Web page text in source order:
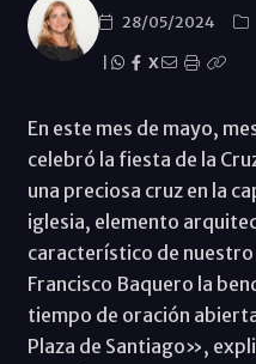
28/05/2024
X
En este mes de mayo,
celebró la fiesta de la
una preciosa cruz en la
iglesia, elemento
característico de
Francisco Baquero la
tiempo de oración
Plaza de Santiago»,